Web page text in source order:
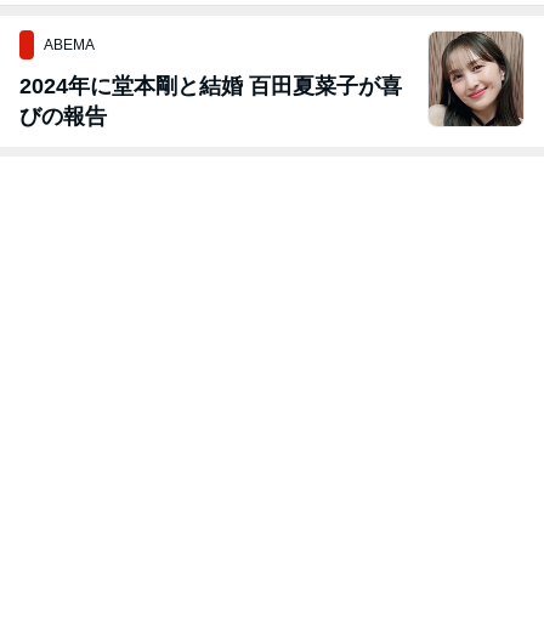
ABEMA
2024年に堂本剛と結婚 百田夏菜子が喜
びの報告